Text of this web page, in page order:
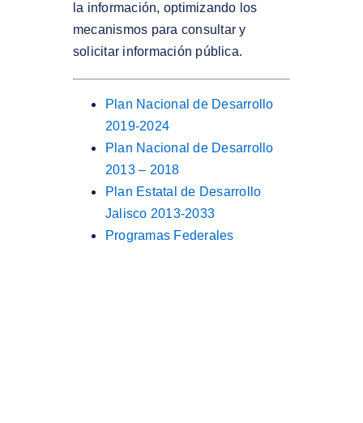
la información, optimizando los
mecanismos para consultar y
solicitar información pública.
Plan Nacional de Desarrollo
2019-2024
Plan Nacional de Desarrollo
2013 – 2018
Plan Estatal de Desarrollo
Jalisco 2013-2033
Programas Federales